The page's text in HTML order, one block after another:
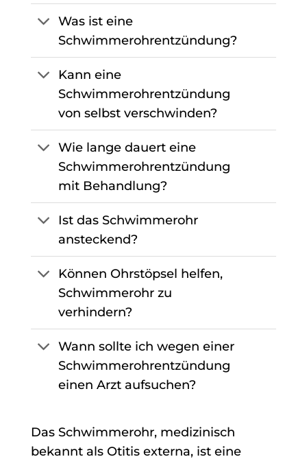
Was ist eine
Schwimmerohrentzündung?
Kann eine
Schwimmerohrentzündung
von selbst verschwinden?
Wie lange dauert eine
Schwimmerohrentzündung
mit Behandlung?
Ist das Schwimmerohr
ansteckend?
Können Ohrstöpsel helfen,
Schwimmerohr zu
verhindern?
Wann sollte ich wegen einer
Schwimmerohrentzündung
einen Arzt aufsuchen?
Das Schwimmerohr, medizinisch
bekannt als Otitis externa, ist eine